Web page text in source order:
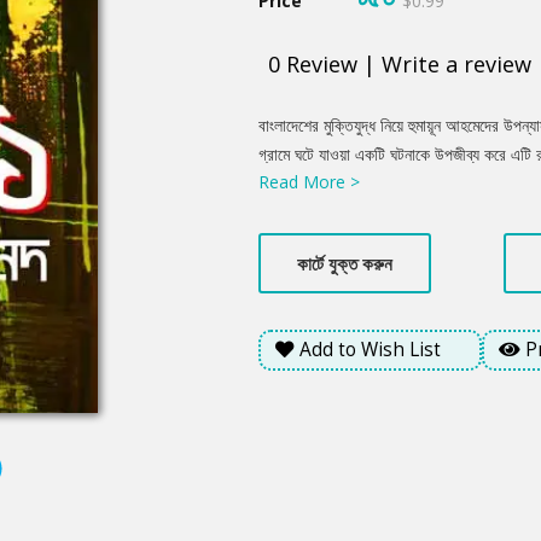
0 Review | Write a review
Product
Summery
বাংলাদেশের মুক্তিযুদ্ধ নিয়ে হুমায়ূন আহমেদের
গ্রামে ঘটে যাওয়া একটি ঘটনাকে উপজীব্য করে এটি
করছে নীলগঞ্জ। তিনি এই গ্রামের পটভূমিতে
Read More >
কার্টে যুক্ত করুন
Add to Wish List